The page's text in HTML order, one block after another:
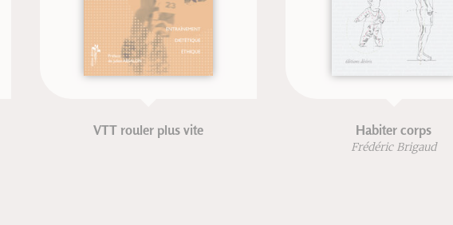
VTT rouler plus vite